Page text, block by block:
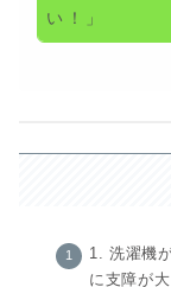
い！」
1. 洗濯機
に支障が